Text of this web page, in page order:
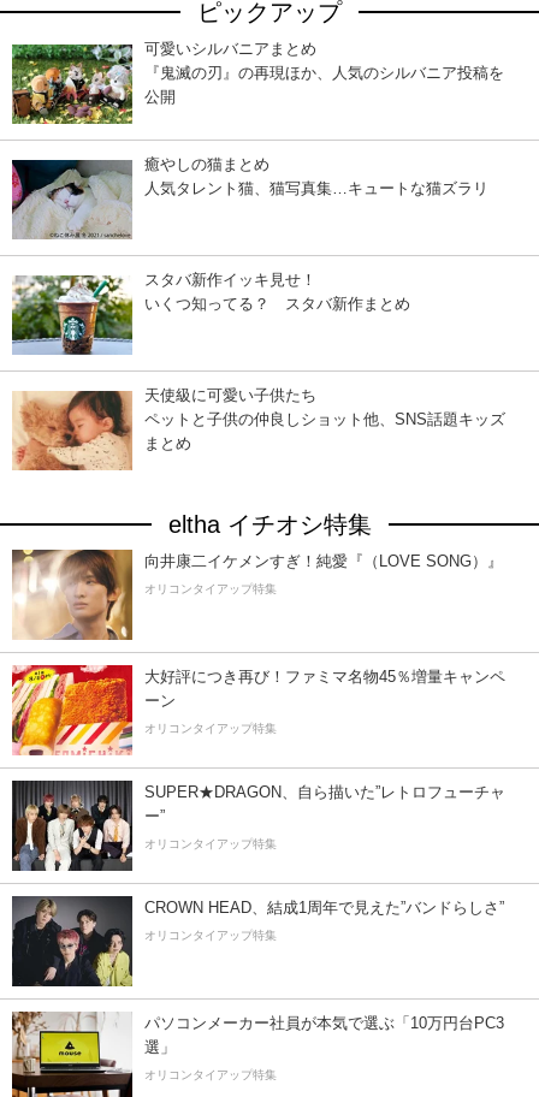
ピックアップ
可愛いシルバニアまとめ
『鬼滅の刃』の再現ほか、人気のシルバニア投稿を
公開
癒やしの猫まとめ
人気タレント猫、猫写真集…キュートな猫ズラリ
スタバ新作イッキ見せ！
いくつ知ってる？ スタバ新作まとめ
天使級に可愛い子供たち
ペットと子供の仲良しショット他、SNS話題キッズ
まとめ
eltha イチオシ特集
向井康二イケメンすぎ！純愛『（LOVE SONG）』
オリコンタイアップ特集
大好評につき再び！ファミマ名物45％増量キャンペ
ーン
オリコンタイアップ特集
SUPER★DRAGON、自ら描いた”レトロフューチャ
ー”
オリコンタイアップ特集
CROWN HEAD、結成1周年で見えた”バンドらしさ”
オリコンタイアップ特集
パソコンメーカー社員が本気で選ぶ「10万円台PC3
選」
オリコンタイアップ特集